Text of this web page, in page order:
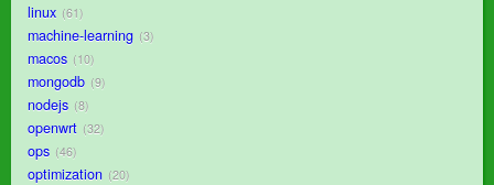
linux 61
machine-learning 3
macos 10
mongodb 9
nodejs 8
openwrt 32
ops 46
optimization 20